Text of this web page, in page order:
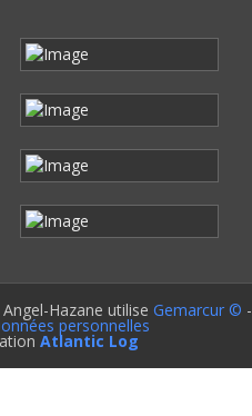
Angel-Hazane utilise Gemarcur © -
personnelles
Atlantic Log